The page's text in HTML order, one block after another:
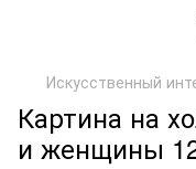
Искусственный
Картина на
и женщины